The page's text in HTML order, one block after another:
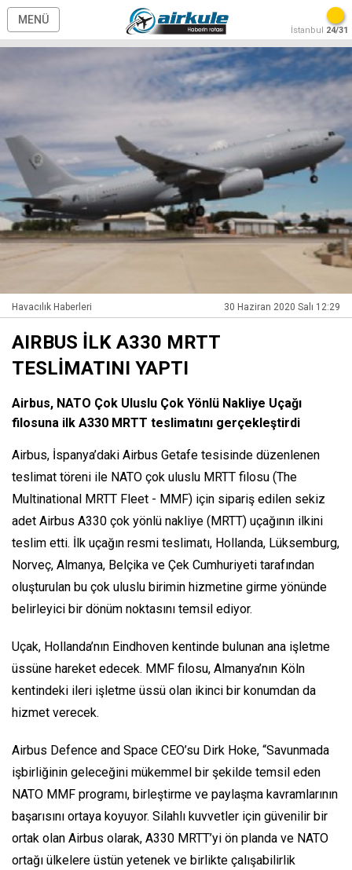
MENÜ
İstanbul 24/31
Havacılık Haberleri 30 Haziran 2020 Salı 12:29
AIRBUS İLK A330 MRTT
TESLİMATINI YAPTI
Airbus, NATO Çok Uluslu Çok Yönlü Nakliye Uçağı
filosuna ilk A330 MRTT teslimatını gerçekleştirdi
Airbus, İspanya’daki Airbus Getafe tesisinde düzenlenen
teslimat töreni ile NATO çok uluslu MRTT filosu (The
Multinational MRTT Fleet - MMF) için sipariş edilen sekiz
adet Airbus A330 çok yönlü nakliye (MRTT) uçağının ilkini
teslim etti. İlk uçağın resmi teslimatı, Hollanda, Lüksemburg,
Norveç, Almanya, Belçika ve Çek Cumhuriyeti tarafından
oluşturulan bu çok uluslu birimin hizmetine girme yönünde
belirleyici bir dönüm noktasını temsil ediyor.
Uçak, Hollanda’nın Eindhoven kentinde bulunan ana işletme
üssüne hareket edecek. MMF filosu, Almanya’nın Köln
kentindeki ileri işletme üssü olan ikinci bir konumdan da
hizmet verecek.
Airbus Defence and Space CEO’su Dirk Hoke, “Savunmada
işbirliğinin geleceğini mükemmel bir şekilde temsil eden
NATO MMF programı, birleştirme ve paylaşma kavramlarının
başarısını ortaya koyuyor. Silahlı kuvvetler için güvenilir bir
ortak olan Airbus olarak, A330 MRTT’yi ön planda ve NATO
ortağı ülkelere üstün yetenek ve birlikte çalışabilirlik